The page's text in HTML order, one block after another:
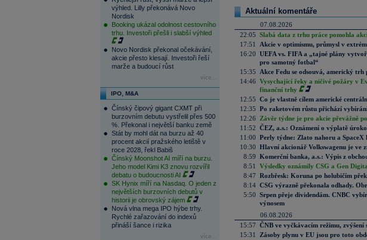
výhled. Lilly překonává Novo
Nordisk
Booking ukázal odolnost cestovního
trhu. Investoři přešli i slabší výhled
Novo Nordisk překonal očekávání,
akcie přesto klesají. Investoři řeší
marže a budoucí růst
více...
IPO, M&A
Čínský čipový gigant CXMT při
burzovním debutu vystřelil přes 500
%. Překonal i největší banku země
Stát by mohl dát na burzu až 40
procent akcií pražského letiště v
roce 2028, řekl Babiš
Čínský Moonshot AI míří na burzu.
Jeho model Kimi K3 znovu rozvířil
debatu o budoucnosti AI
SK Hynix míří na Nasdaq. O jeden z
největších burzovních debutů v
historii je obrovský zájem
Nová vlna mega IPO hýbe trhy.
Rychlé zařazování do indexů
přináší šance i rizika
více...
Aktuální komentáře
07.08.2026
22:05 Slabá data z trhu práce pomohla
17:51
Akcie v optimismu, průmysl v
16:20 UEFA vs. FIFA a „tajné plány
pro samotný fotbal“
15:35
Akce Fedu se odsouvá, americký
14:46 Vysychající řeky a ničivé požáry v
finanční trhy
12:55 Co je vlastně cílem americké
12:35 Po raketovém růstu přichází
12:26
Závěr týdne je pro akcie převážně
11:52 ČEZ, a.s.: Oznámení o výplatě
11:00 Perly týdne: Zlato nahoru a SpaceX
10:30 Hlavní akcionář Volkswagenu je ve
8:59 Komerční banka, a.s.: Výpis z
8:51
Výsledky oznámily CSG a Gen
8:47 Rozbřesk: Koruna po holubičím
8:14 CSG výrazně překonala odhady.
5:50 Srpen přeje dividendám. CNBC
výnosem
06.08.2026
15:57 ČNB ve vyčkávacím režimu, zvýšení
15:31
Zásoby plynu v EU jsou pro toto